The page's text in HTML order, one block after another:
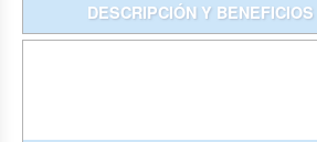
DESCRIPCIÓN Y